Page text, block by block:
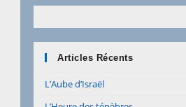
Articles Récents
L’Aube d’Israël